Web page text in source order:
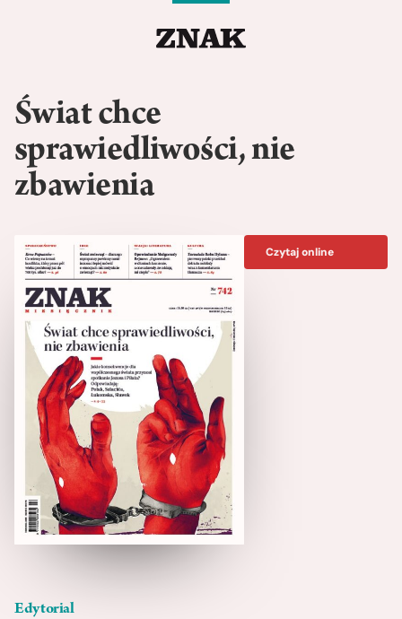
Świat chce
sprawiedliwości, nie
zbawienia
Edytorial
Czytaj online